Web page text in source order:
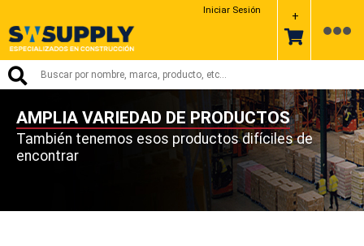
Iniciar Sesión +
AMPLIA VARIEDAD DE PRODUCTOS
También tenemos esos productos difíciles de
encontrar